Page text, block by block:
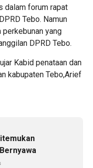
dalam forum rapat
Tebo. Namun
yang
DPRD Tebo.
Kabid penataan dan
kabupaten Tebo,Arief